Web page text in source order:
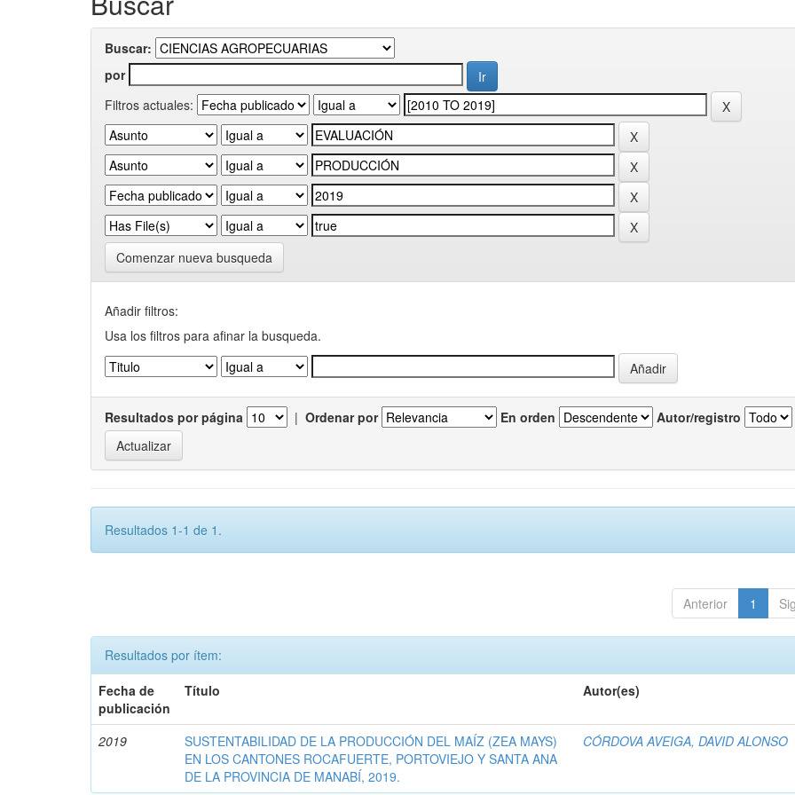
Buscar:
por
Filtros actuales:
Comenzar nueva busqueda
Añadir filtros:
Usa los filtros para afinar la busqueda.
Resultados por página | Ordenar por En orden Autor/registro
Resultados 1-1 de 1.
Anterior 1
Resultados por ítem:
Fecha de
publicación
Título Autor(es)
2019
SUSTENTABILIDAD DE LA PRODUCCIÓN DEL MAÍZ (ZEA MAYS)
EN LOS CANTONES ROCAFUERTE, PORTOVIEJO Y SANTA ANA
DE LA PROVINCIA DE MANABÍ, 2019.
CÓRDOVA AVEIGA, DAVID ALONSO